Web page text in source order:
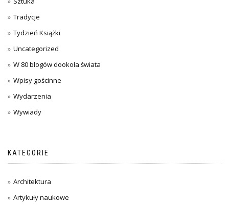
Tradycje
Tydzień Książki
Uncategorized
W 80 blogów dookoła świata
Wpisy gościnne
Wydarzenia
Wywiady
KATEGORIE
Architektura
Artykuły naukowe